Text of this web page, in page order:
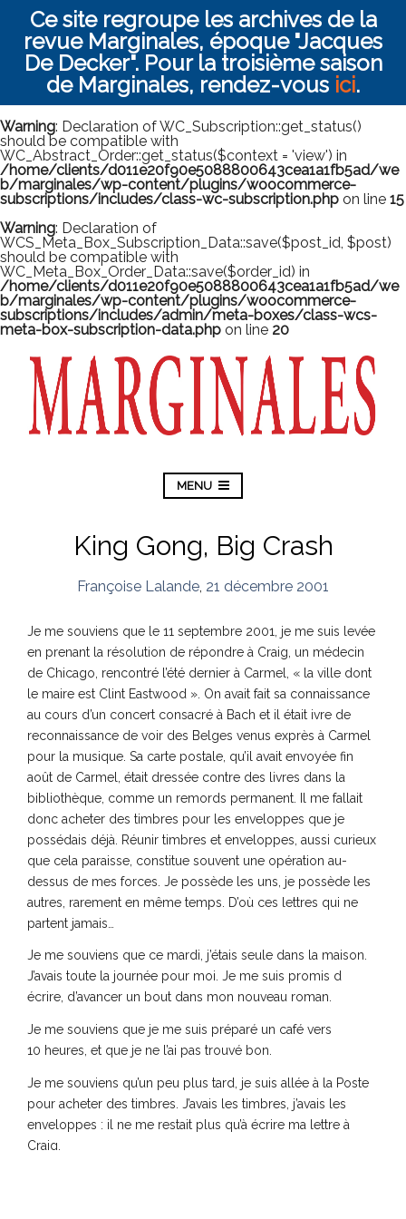
Ce site regroupe les archives de la
revue Marginales, époque "Jacques
De Decker". Pour la troisième saison
de Marginales, rendez-vous ici.
Warning: Declaration of WC_Subscription::get_status()
should be compatible with
WC_Abstract_Order::get_status($context = 'view') in
/home/clients/d011e20f90e5088800643cea1a1fb5ad/we
b/marginales/wp-content/plugins/woocommerce-
subscriptions/includes/class-wc-subscription.php on line 15
Warning: Declaration of
WCS_Meta_Box_Subscription_Data::save($post_id, $post)
should be compatible with
WC_Meta_Box_Order_Data::save($order_id) in
/home/clients/d011e20f90e5088800643cea1a1fb5ad/we
b/marginales/wp-content/plugins/woocommerce-
subscriptions/includes/admin/meta-boxes/class-wcs-
meta-box-subscription-data.php on line 20
MENU
King Gong, Big Crash
Françoise Lalande 21 décembre 2001
Je me souviens que le 11 septembre 2001, je me suis levée
en prenant la résolution de répondre à Craig, un médecin
de Chicago, rencontré l’été dernier à Carmel, « la ville dont
le maire est Clint Eastwood ». On avait fait sa connaissance
au cours d’un concert consacré à Bach et il était ivre de
reconnaissance de voir des Belges venus exprès à Carmel
pour la musique. Sa carte postale, qu’il avait envoyée fin
août de Carmel, était dressée contre des livres dans la
bibliothèque, comme un remords permanent. Il me fallait
donc acheter des timbres pour les enveloppes que je
possédais déjà. Réunir timbres et enveloppes, aussi curieux
que cela paraisse, constitue souvent une opération au-
dessus de mes forces. Je possède les uns, je possède les
autres, rarement en même temps. D’où ces lettres qui ne
partent jamais…
Je me souviens que ce mardi, j’étais seule dans la maison.
J’avais toute la journée pour moi. Je me suis promis d
écrire, d’avancer un bout dans mon nouveau roman.
Je me souviens que je me suis préparé un café vers
10 heures, et que je ne l’ai pas trouvé bon.
Je me souviens qu’un peu plus tard, je suis allée à la Poste
pour acheter des timbres. J’avais les timbres, j’avais les
enveloppes : il ne me restait plus qu’à écrire ma lettre à
Craig.